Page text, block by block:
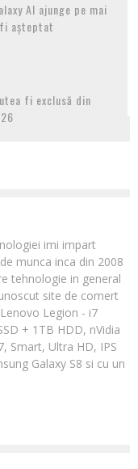
AI ajunge pe mai
așteptat
fi exclusă din
imi impart
munca inca din 2008
tehnologie in general
site de comert
Legion - i7
+ 1TB HDD, nVidia
Smart, Ultra HD, IPS
Galaxy S8 si cu un